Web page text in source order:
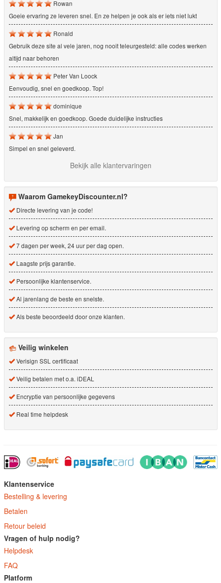
Rowan
Goeie ervaring ze leveren snel. En ze helpen je ook als er iets niet lukt
Ronald
Gebruik deze site al vele jaren, nog nooit teleurgesteld: alle codes werken
altijd naar behoren
Peter Van Loock
Eenvoudig, snel en goedkoop. Top!
dominique
Snel, makkelijk en goedkoop. Goede duidelijke instructies
Jan
Simpel en snel geleverd.
Bekijk alle klantervaringen
Waarom GamekeyDiscounter.nl?
Directe levering van je code!
Levering op scherm en per email.
7 dagen per week, 24 uur per dag open.
Laagste prijs garantie.
Persoonlijke klantenservice.
Al jarenlang de beste en snelste.
Als beste beoordeeld door onze klanten.
Veilig winkelen
Verisign SSL certificaat
Veilig betalen met o.a. iDEAL
Encryptie van persoonlijke gegevens
Real time helpdesk
Klantenservice
Bestelling & levering
Betalen
Retour beleid
Vragen of hulp nodig?
Helpdesk
FAQ
Platform